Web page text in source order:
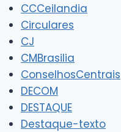
CCCeilandia
Circulares
CJ
CMBrasilia
ConselhosCentrais
DECOM
DESTAQUE
Destaque-texto